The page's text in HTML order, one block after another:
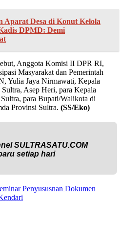
Aparat Desa di Konut Kelola
DPMD: Demi
Anggota Komisi II DPR RI,
Masyarakat dan Pemerintah
Yulia Jaya Nirmawati, Kepala
Asep Heri, para Kepala
para Bupati/Walikota di
Provinsi Sultra. (SS/Eko)
SULTRASATU.COM
setiap hari
Penyususnan Dokumen